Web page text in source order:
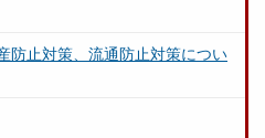
防止対策、流通防止対策につい